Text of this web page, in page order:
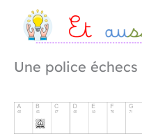
Une police échecs